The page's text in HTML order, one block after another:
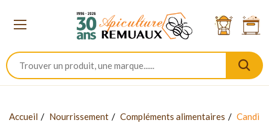
Accueil Nourrissement Compléments alimentaires
Candi